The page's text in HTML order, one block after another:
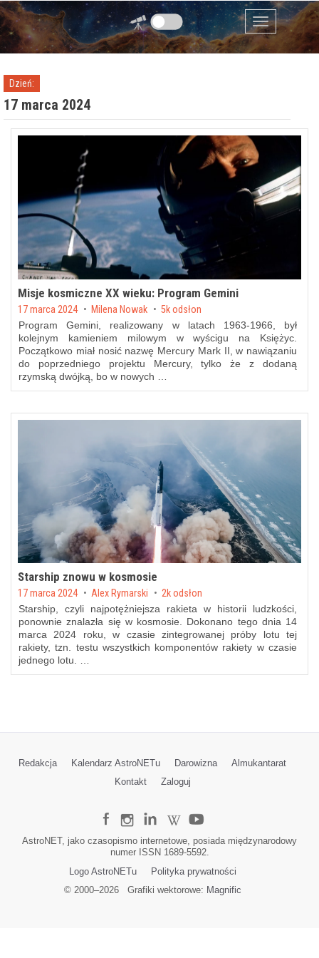
Przejdź do zawartości
Menu
Dzień:
17 marca 2024
Misje kosmiczne XX wieku: Program Gemini
Posted on
17 marca 2024 byMilena Nowak 5k odsłon
Program Gemini, realizowany w latach 1963-1966, był
kolejnym kamieniem milowym w wyścigu na Księżyc.
Początkowo miał nosić nazwę Mercury Mark II, w nawiązaniu
do poprzedniego projektu Mercury, tylko że z dodaną
rzymską dwójką, bo w nowych …
Starship znowu w kosmosie
Posted on
17 marca 2024 by Alex Rymarski 2k odsłon
Starship, czyli najpotężniejsza rakieta w historii ludzkości,
ponownie znalazła się w kosmosie. Dokonano tego dnia 14
marca 2024 roku, w czasie zintegrowanej próby lotu tej
rakiety, tzn. testu wszystkich komponentów rakiety w czasie
jednego lotu. …
Redakcja Kalendarz AstroNETu Darowizna
Almukantarat
Kontakt
Zaloguj
AstroNET, jako czasopismo internetowe, posiada międzynarodowy
numer ISSN 1689-5592.
Logo AstroNETu
Polityka prywatności
© 2000–2026Grafiki wektorowe: Magnific